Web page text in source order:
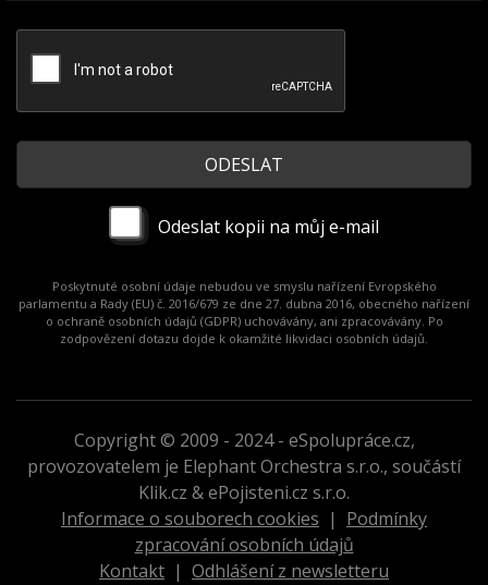
Odeslat kopii na můj e-mail
Poskytnuté osobní údaje nebudou ve smyslu nařízení Evropského
parlamentu a Rady (EU) č. 2016/679 ze dne 27. dubna 2016, obecného nařízení
o ochraně osobních údajů (GDPR) uchovávány, ani zpracovávány. Po
zodpovězení dotazu dojde k okamžité likvidaci osobních údajů.
Copyright © 2009 - 2024 - eSpolupráce.cz,
provozovatelem je Elephant Orchestra s.r.o., součástí
Klik.cz & ePojisteni.cz s.r.o.
Informace o souborech cookies | Podmínky
zpracování osobních údajů
Kontakt | Odhlášení z newsletteru